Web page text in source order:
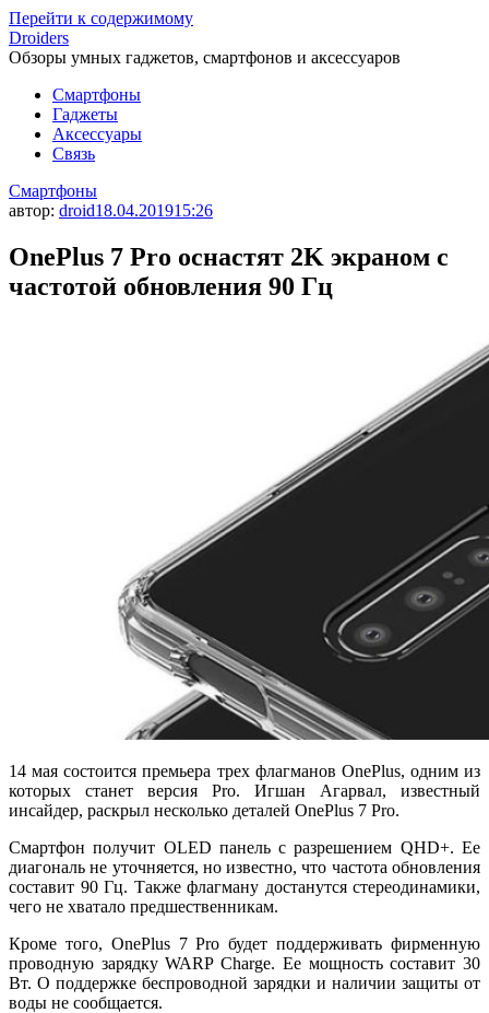
Перейти к содержимому
Droiders
Обзоры умных гаджетов, смартфонов и аксессуаров
Смартфоны
Гаджеты
Аксессуары
Связь
Смартфоны
автор: droid18.04.201915:26
OnePlus 7 Pro оснастят 2K экраном с
частотой обновления 90 Гц
14 мая состоится премьера трех флагманов OnePlus, одним из
которых станет версия Pro. Игшан Агарвал, известный
инсайдер, раскрыл несколько деталей OnePlus 7 Pro.
Смартфон получит OLED панель с разрешением QHD+. Ее
диагональ не уточняется, но известно, что частота обновления
составит 90 Гц. Также флагману достанутся стереодинамики,
чего не хватало предшественникам.
Кроме того, OnePlus 7 Pro будет поддерживать фирменную
проводную зарядку WARP Charge. Ее мощность составит 30
Вт. О поддержке беспроводной зарядки и наличии защиты от
воды не сообщается.